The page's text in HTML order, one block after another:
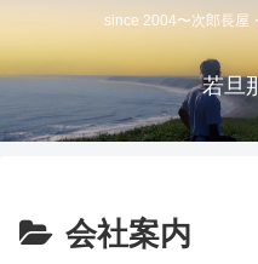
since 2004〜次郎長屋
若旦
会社案内